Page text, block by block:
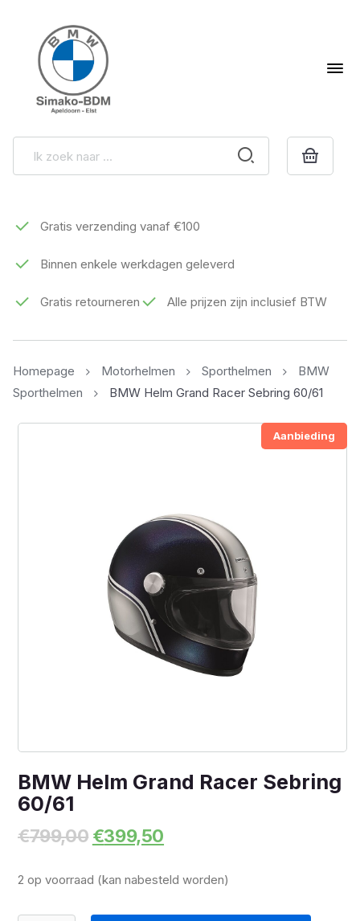
Gratis verzending vanaf €100
Binnen enkele werkdagen geleverd
Gratis retourneren Alle prijzen zijn inclusief BTW
Homepage Motorhelmen Sporthelmen
BMW
Sporthelmen
BMW Helm Grand Racer Sebring 60/61
Aanbieding
BMW Helm Grand Racer Sebring
60/61
€799,00 Oorspronkelijke
prijs
was:
€799,00.
€399,50
prijs
is:
€399,50.
2 op voorraad (kan nabesteld worden)